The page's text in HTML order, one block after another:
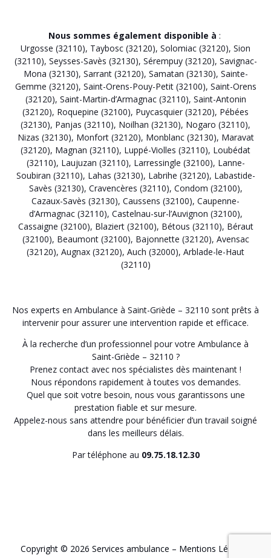
Nous sommes également disponible à :
Urgosse (32110), Taybosc (32120), Solomiac (32120), Sion
(32110), Seysses-Savès (32130), Sérempuy (32120), Savignac-
Mona (32130), Sarrant (32120), Samatan (32130), Sainte-
Gemme (32120), Saint-Orens-Pouy-Petit (32100), Saint-Orens
(32120), Saint-Martin-d’Armagnac (32110), Saint-Antonin
(32120), Roquepine (32100), Puycasquier (32120), Pébées
(32130), Panjas (32110), Noilhan (32130), Nogaro (32110),
Nizas (32130), Monfort (32120), Monblanc (32130), Maravat
(32120), Magnan (32110), Luppé-Violles (32110), Loubédat
(32110), Laujuzan (32110), Larressingle (32100), Lanne-
Soubiran (32110), Lahas (32130), Labrihe (32120), Labastide-
Savès (32130), Cravencères (32110), Condom (32100),
Cazaux-Savès (32130), Caussens (32100), Caupenne-
d’Armagnac (32110), Castelnau-sur-l’Auvignon (32100),
Cassaigne (32100), Blaziert (32100), Bétous (32110), Béraut
(32100), Beaumont (32100), Bajonnette (32120), Avensac
(32120), Augnax (32120), Auch (32000), Arblade-le-Haut
(32110)
Nos experts en Ambulance à Saint-Griède – 32110 sont prêts à
intervenir pour assurer une intervention rapide et efficace.
À la recherche d’un professionnel pour votre Ambulance à
Saint-Griède – 32110 ?
Prenez contact avec nos spécialistes dès maintenant !
Nous répondons rapidement à toutes vos demandes.
Quel que soit votre besoin, nous vous garantissons une
prestation fiable et sur mesure.
Appelez-nous sans attendre pour bénéficier d’un travail soigné
dans les meilleurs délais.
Par téléphone au 09.75.18.12.30
Copyright © 2026 Services ambulance – Mentions Légales